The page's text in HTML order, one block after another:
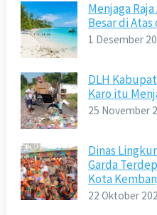
Menjaga
Besar di
1 Desember
DLH
Karo itu
25 November
Dinas
Garda
Kota
22 Oktober